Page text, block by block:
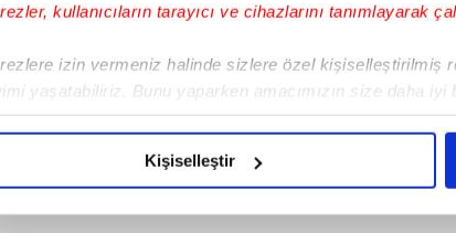
kullanıcıların tarayıcı ve cihazlarını tanımlayarak
izin vermeniz halinde sizlere özel kişiselleştirilmiş
yaşatabiliriz. Bunu yaparken amacımızın size daha
sunabilmek adına elimizden gelen çabayı
Kişiselleştir